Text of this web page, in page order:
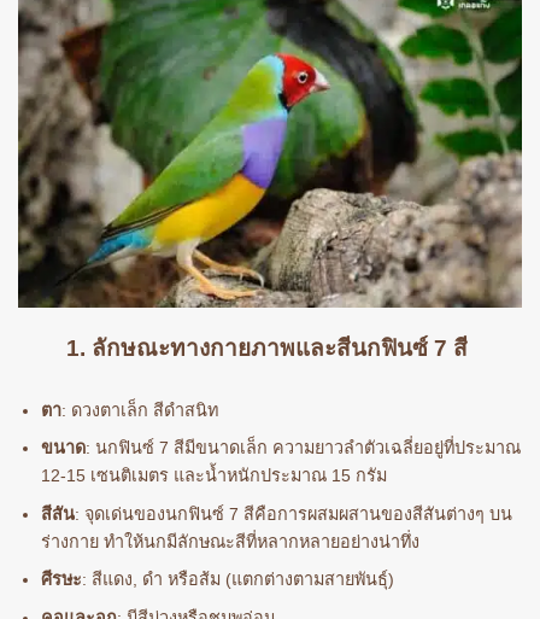
1. ลักษณะทางกายภาพและสีนกฟินซ์ 7 สี
ตา: ดวงตาเล็ก สีดำสนิท
ขนาด: นกฟินซ์ 7 สีมีขนาดเล็ก ความยาวลำตัวเฉลี่ยอยู่ที่ประมาณ
12-15 เซนติเมตร และน้ำหนักประมาณ 15 กรัม
สีสัน: จุดเด่นของนกฟินซ์ 7 สีคือการผสมผสานของสีสันต่างๆ บน
ร่างกาย ทำให้นกมีลักษณะสีที่หลากหลายอย่างน่าทึ่ง
ศีรษะ: สีแดง, ดำ หรือส้ม (แตกต่างตามสายพันธุ์)